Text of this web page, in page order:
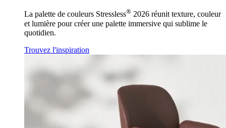
La palette de couleurs Stressless® 2026 réunit texture, couleur
et lumière pour créer une palette immersive qui sublime le
quotidien.
Trouvez l'inspiration